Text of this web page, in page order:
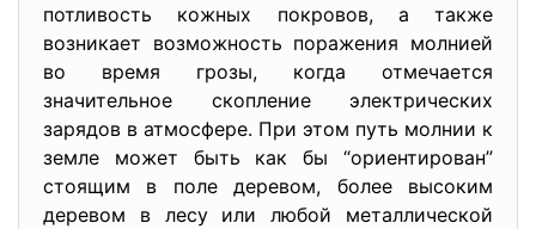
потливость кожных покровов, а также
возникает возможность поражения молнией
во время грозы, когда отмечается
значительное скопление электрических
зарядов в атмосфере. При этом путь молнии к
земле может быть как бы “ориентирован”
стоящим в поле деревом, более высоким
деревом в лесу или любой металлической